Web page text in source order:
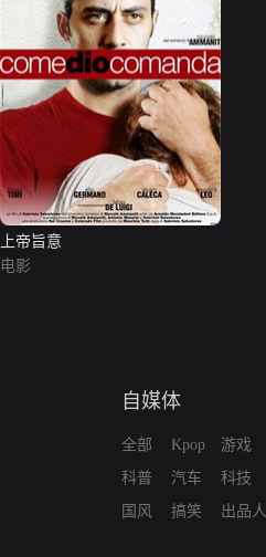
上帝旨意
电影
自媒体
全部
科普
国风
Kpop
汽车
搞笑
游戏
科技
出品人